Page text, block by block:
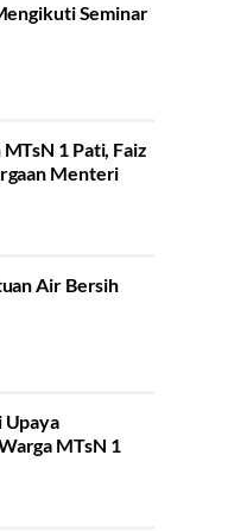
Seminar
1 Pati, Faiz
Menteri
Air Bersih
Upaya
MTsN 1